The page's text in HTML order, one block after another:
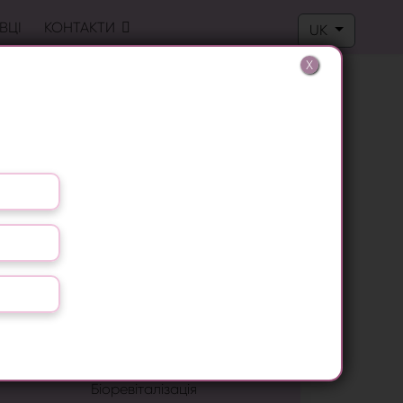
КОНТАКТИ Оберіть свою
UK
Біоревіталізація
X